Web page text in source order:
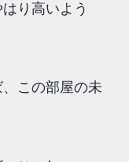
り高いよう
この部屋の未